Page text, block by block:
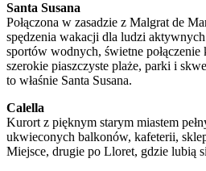
Santa Susana
Połączona w zasadzie z Malgrat de
spędzenia wakacji dla ludzi
sportów wodnych, świetne
szerokie piaszczyste plaże, parki i
to właśnie Santa Susana.
Calella
Kurort z pięknym starym miastem
ukwieconych balkonów, kafeterii,
Miejsce, drugie po Lloret, gdzie lubią